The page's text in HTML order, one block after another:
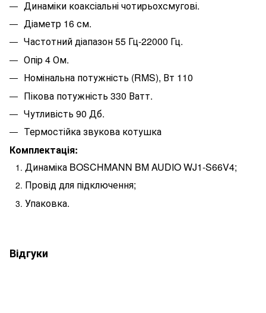
Динаміки коаксіальні чотирьохсмугові.
Діаметр 16 см.
Частотний діапазон 55 Гц-22000 Гц.
Опір 4 Ом.
Номінальна потужність (RMS), Вт 110
Пікова потужність 330 Ватт.
Чутливість 90 Дб.
Термостійка звукова котушка
Комплектація:
Динаміка BOSCHMANN BM AUDIO WJ1-S66V4;
Провід для підключення;
Упаковка.
Відгуки